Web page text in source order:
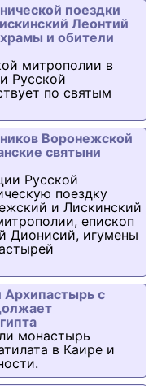
поездки
Леонтий
и обители
митрополии в
Русской
по святым
Воронежской
святыни
Русской
поездку
и Лискинский
епископ
Дионисий, игумены
Архипастырь с
монастырь
в Каире и